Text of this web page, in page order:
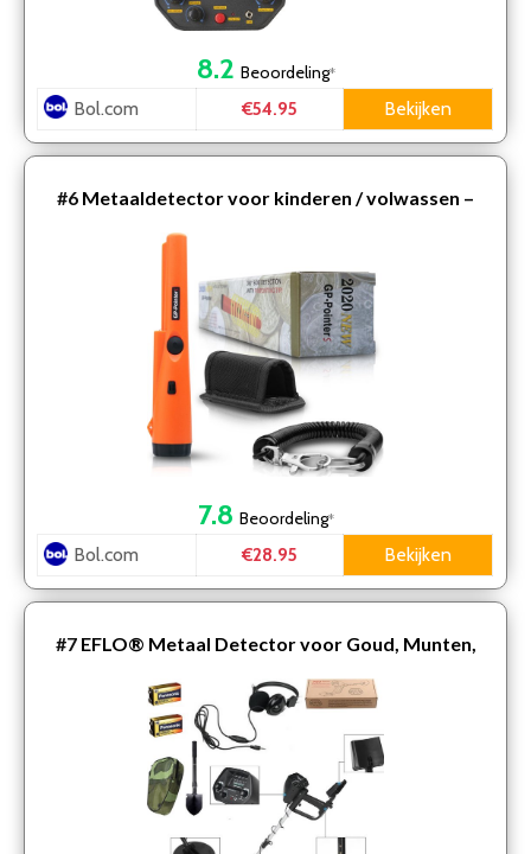
8.2 Beoordeling*
Bol.com €54.95 Bekijken
#6 Metaaldetector voor kinderen / volwassen –
7.8 Beoordeling*
Bol.com €28.95 Bekijken
#7 EFLO® Metaal Detector voor Goud, Munten,
Sierraden, … – Professionele Metaaldetector
Inclusief He…